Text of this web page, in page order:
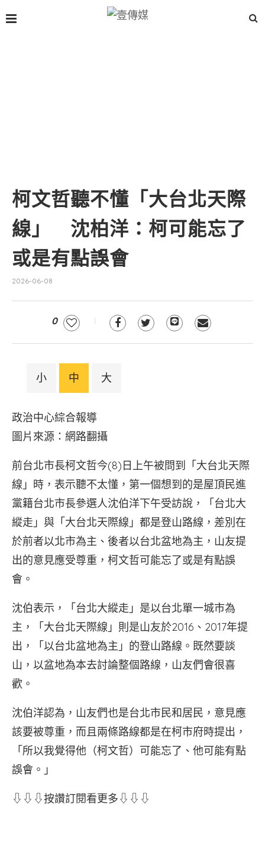
柯文哲聽不懂「大台北天際
線」 沈柏洋：柯可能忘了
或是有點誤會
2026-06-08
0
小 中 大
政治中心綜合報導
圖片來源：網路翻攝
前台北市長柯文哲今(8)日上午被問到「大台北天際
線」時，表示聽不太懂，第一個想到的是屋頂民進
黨籍台北市長參選人沈伯洋下午受訪說，「台北大
縱走」與「大台北天際線」都是登山路線，差別在
於前者以北市為主、後者以台北盆地為主，山友提
出的意見應受尊重，柯文哲可能忘了或是有點誤
會。
沈伯表示，「台北大縱走」是以台北單一城市為
主，「大台北天際線」則是山友於2016、2017年提
出，「以台北盆地為主」的登山路線。既然要談
山，以盆地為本去討論整個路線，山友們會很喜
歡。
沈伯洋認為，山友們也是台北市民和居民，意見應
該要被尊重，而且兩條路線都是在柯市府時提出，
「所以我覺得他（柯文哲）可能忘了、他可能有點
誤會。」
⇩⇩⇩按讚訂閱看更多⇩⇩⇩